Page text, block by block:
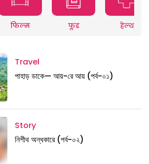
फिल्म फूड हेल्थ
Travel
পাহাড় ডাকে— আয়-রে আয় (পর্ব-০১)
Story
নিশীথ অন্ধকারে (পর্ব-০২)